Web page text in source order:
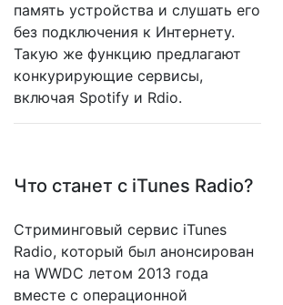
память устройства и слушать его
без подключения к Интернету.
Такую же функцию предлагают
конкурирующие сервисы,
включая Spotify и Rdio.
Что станет с iTunes Radio?
Стриминговый сервис iTunes
Radio, который был анонсирован
на WWDC летом 2013 года
вместе с операционной